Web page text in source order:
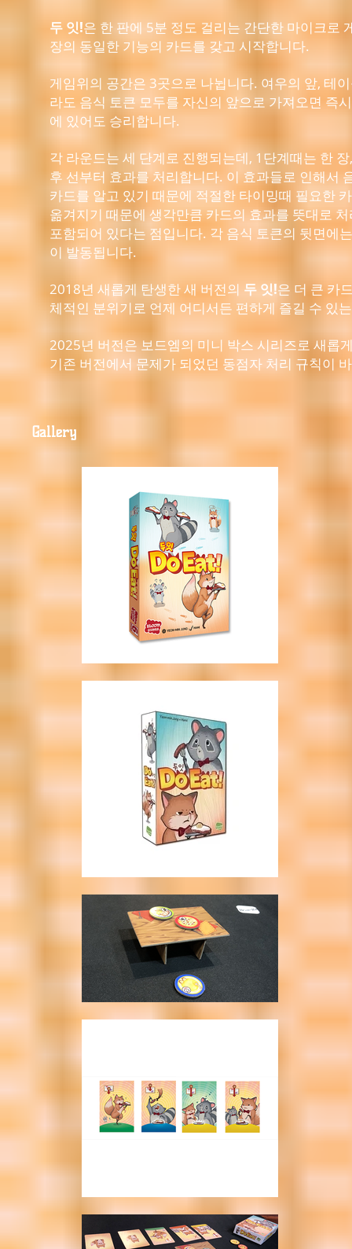
두 잇!은 한 판에 5분 정도 걸리는 간단한 마이크로
장의 동일한 기능의 카드를 갖고 시작합니다.
게임위의 공간은 3곳으로 나뉩니다. 여우의 앞, 테
라도 음식 토큰 모두를 자신의 앞으로 가져오면 즉
에 있어도 승리합니다.
각 라운드는 세 단계로 진행되는데, 1단계때는 한
후 선부터 효과를 처리합니다. 이 효과들로 인해서
카드를 알고 있기 때문에 적절한 타이밍때 필요한
옮겨지기 때문에 생각만큼 카드의 효과를 뜻대로
포함되어 있다는 점입니다. 각 음식 토큰의 뒷면에
이 발동됩니다.
2018년 새롭게 탄생한 새 버전의 두 잇!은 더 큰 카
체적인 분위기로 언제 어디서든 편하게 즐길 수 있
2025년 버전은 보드엠의 미니 박스 시리즈로 새롭
기존 버전에서 문제가 되었던 동점자 처리 규칙이
Gallery